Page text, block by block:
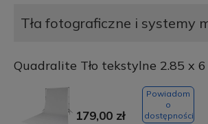
Tła fotograficzne i systemy
Quadralite Tło tekstylne 2.85 x 6
179,00 zł
Powiadom
o
dostępności